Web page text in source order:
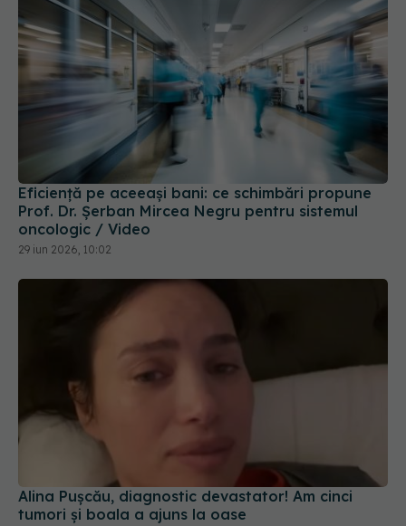
Eficiență pe aceeași bani: ce schimbări propune
Prof. Dr. Șerban Mircea Negru pentru sistemul
oncologic / Video
29 iun 2026, 10:02
Alina Pușcău, diagnostic devastator! Am cinci
tumori și boala a ajuns la oase